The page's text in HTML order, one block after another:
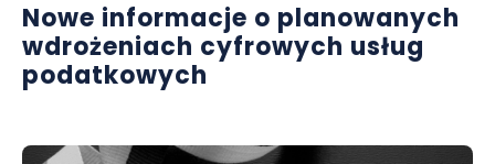
Nowe informacje o planowanych
wdrożeniach cyfrowych usług
podatkowych